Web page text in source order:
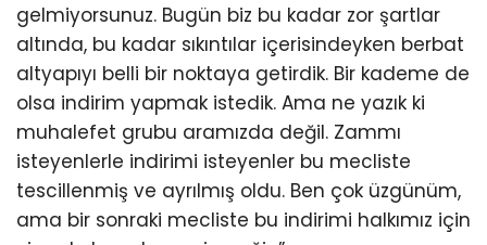
gelmiyorsunuz. Bugün biz bu kadar zor şartlar
altında, bu kadar sıkıntılar içerisindeyken berbat
altyapıyı belli bir noktaya getirdik. Bir kademe de
olsa indirim yapmak istedik. Ama ne yazık ki
muhalefet grubu aramızda değil. Zammı
isteyenlerle indirimi isteyenler bu mecliste
tescillenmiş ve ayrılmış oldu. Ben çok üzgünüm,
ama bir sonraki mecliste bu indirimi halkımız için